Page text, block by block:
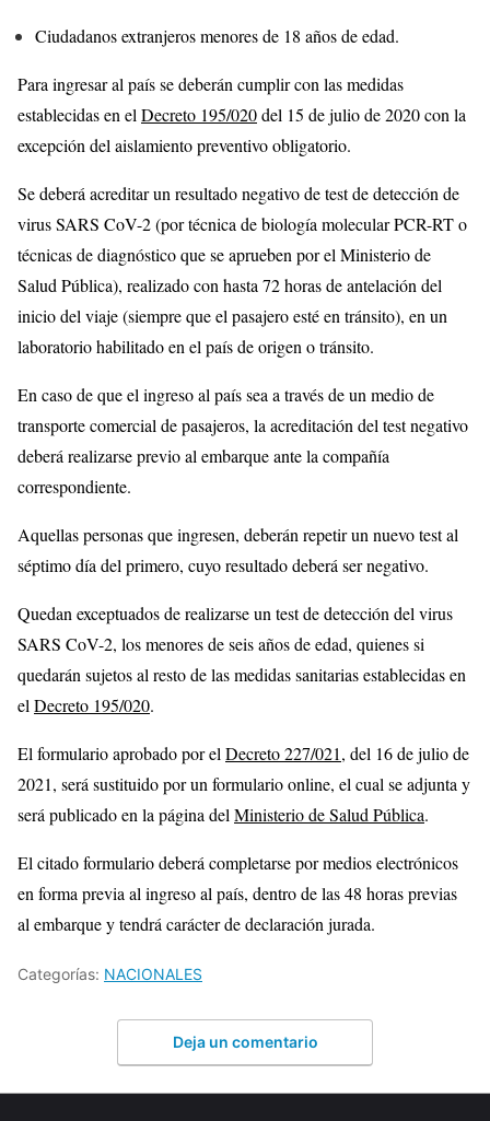
Ciudadanos extranjeros menores de 18 años de edad.
Para ingresar al país se deberán cumplir con las medidas
establecidas en el Decreto 195/020del 15 de julio de 2020 con la
excepción del aislamiento preventivo obligatorio.
Se deberá acreditar un resultado negativo de test de detección de
virus SARS CoV-2 (por técnica de biología molecular PCR-RT o
técnicas de diagnóstico que se aprueben por el Ministerio de
Salud Pública), realizado con hasta 72 horas de antelación del
inicio del viaje (siempre que el pasajero esté en tránsito), en un
laboratorio habilitado en el país de origen o tránsito.
En caso de que el ingreso al país sea a través de un medio de
transporte comercial de pasajeros, la acreditación del test negativo
deberá realizarse previo al embarque ante la compañía
correspondiente.
Aquellas personas que ingresen, deberán repetir un nuevo test al
séptimo día del primero, cuyo resultado deberá ser negativo.
Quedan exceptuados de realizarse un test de detección del virus
SARS CoV-2, los menores de seis años de edad, quienes si
quedarán sujetos al resto de las medidas sanitarias establecidas en
el Decreto 195/020.
El formulario aprobado por el Decreto 227/021, del 16 de julio de
2021, será sustituido por un formulario online, el cual se adjunta y
será publicado en la página del Ministerio de Salud Pública.
El citado formulario deberá completarse por medios electrónicos
en forma previa al ingreso al país, dentro de las 48 horas previas
al embarque y tendrá carácter de declaración jurada.
Categorías: NACIONALES
Deja un comentario